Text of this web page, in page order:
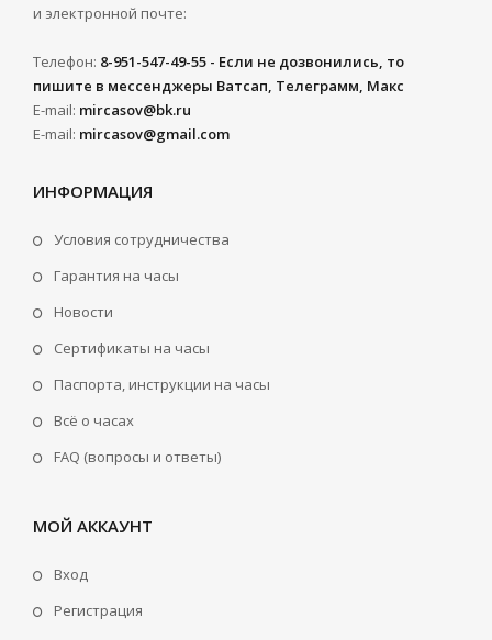
и электронной почте:
Телефон: 8-951-547-49-55 - Если не дозвонились, то
пишите в мессенджеры Ватсап, Телеграмм, Макс
E-mail: mircasov@bk.ru
E-mail: mircasov@gmail.com
ИНФОРМАЦИЯ
Условия сотрудничества
Гарантия на часы
Новости
Сертификаты на часы
Паспорта, инструкции на часы
Всё о часах
FAQ (вопросы и ответы)
МОЙ АККАУНТ
Вход
Регистрация